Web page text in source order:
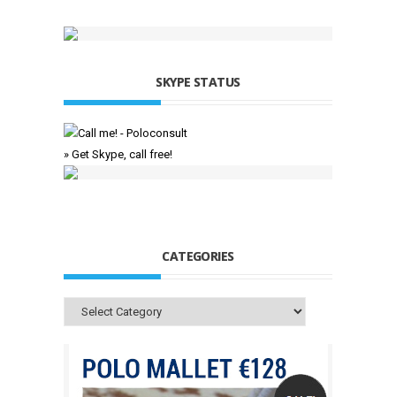
SKYPE STATUS
» Get Skype, call free!
CATEGORIES
Categories